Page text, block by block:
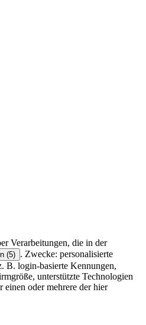
Verarbeitungen, die in der
(5) . Zwecke: personalisierte
B. login-basierte Kennungen,
unterstützte Technologien
einen oder mehrere der hier